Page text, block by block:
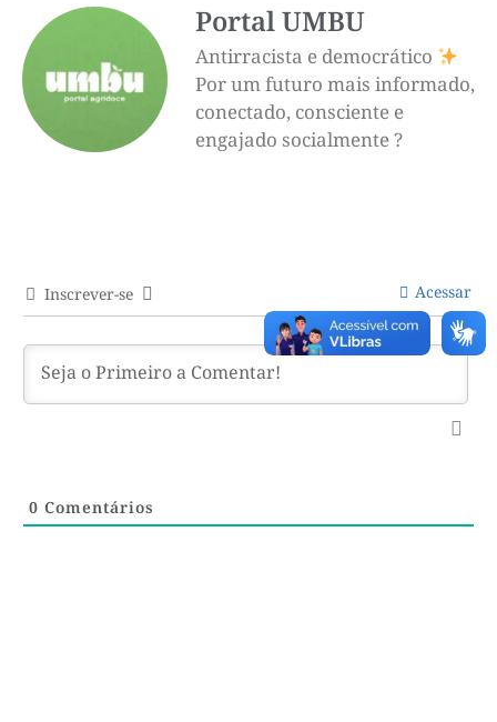
Portal UMBU
Antirracista e democrático
Por um futuro mais informado,
conectado, consciente e
engajado socialmente ?
Inscrever-se Acessar
0 Comentários